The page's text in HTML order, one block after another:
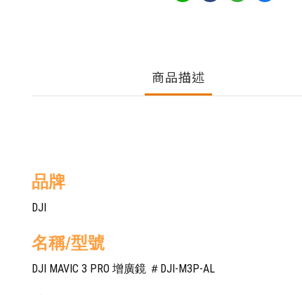
商品描述
品牌
DJI
名稱/型號
DJI MAVIC 3 PRO 增廣鏡 ＃DJI-M3P-AL